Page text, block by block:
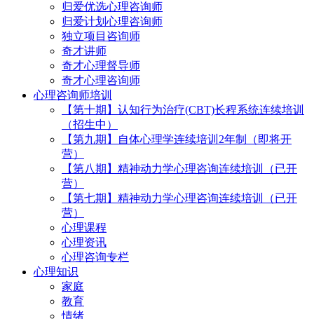
归爱优选心理咨询师
归爱计划心理咨询师
独立项目咨询师
奇才讲师
奇才心理督导师
奇才心理咨询师
心理咨询师培训
【第十期】认知行为治疗(CBT)长程系统连续培训
（招生中）
【第九期】自体心理学连续培训2年制（即将开
营）
【第八期】精神动力学心理咨询连续培训（已开
营）
【第七期】精神动力学心理咨询连续培训（已开
营）
心理课程
心理资讯
心理咨询专栏
心理知识
家庭
教育
情绪